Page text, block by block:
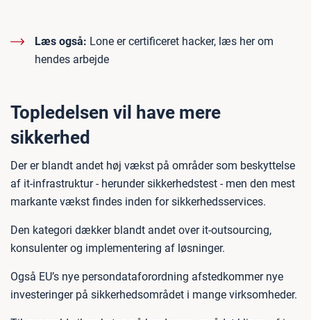
Læs også: Lone er certificeret hacker, læs her om
hendes arbejde
Topledelsen vil have mere
sikkerhed
Der er blandt andet høj vækst på områder som beskyttelse
af it-infrastruktur - herunder sikkerhedstest - men den mest
markante vækst findes inden for sikkerhedsservices.
Den kategori dækker blandt andet over it-outsourcing,
konsulenter og implementering af løsninger.
Også EU’s nye persondataforordning afstedkommer nye
investeringer på sikkerhedsområdet i mange virksomheder.